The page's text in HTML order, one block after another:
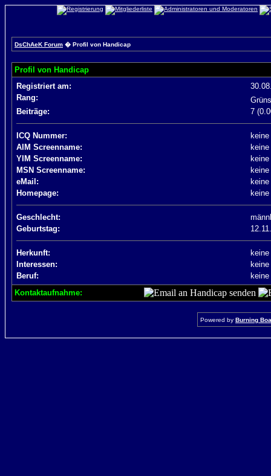
DsChAeK Forum � Profil von Handicap
Profil von Handicap
Registriert am:
Rang:
Beiträge:
7
ICQ Nummer:
AIM Screenname:
YIM Screenname:
MSN Screenname:
eMail:
Homepage:
Geschlecht:
Geburtstag:
Herkunft:
Interessen:
Beruf:
Kontaktaufnahme:
Powered by Burning